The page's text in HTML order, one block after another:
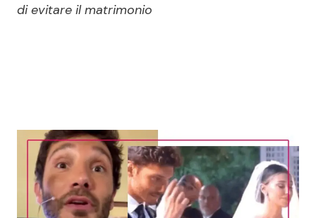
News Musica
News Spettacolo
di evitare il matrimonio